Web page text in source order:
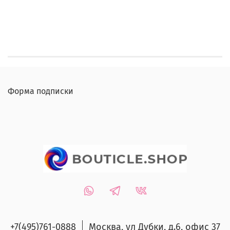
Форма подписки
+7(495)761-0888 Москва, ул Дубки, д.6, офис 37